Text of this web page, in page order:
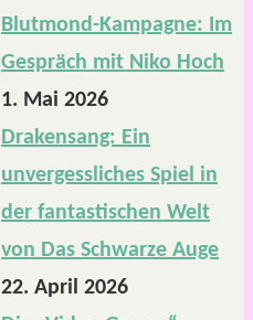
Blutmond-Kampagne: Im
Gespräch mit Niko Hoch
1. Mai 2026
Drakensang: Ein
unvergessliches Spiel in
der fantastischen Welt
von Das Schwarze Auge
22. April 2026